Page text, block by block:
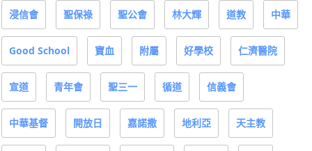
浸信會 聖保祿 聖公會 林大輝 道教 中華
Good School 寶血 附屬 好學校 仁濟醫院
宣道 青年會 聖三一 循道 信義會
中華基督 開放日 嘉諾撒 地利亞 天主教